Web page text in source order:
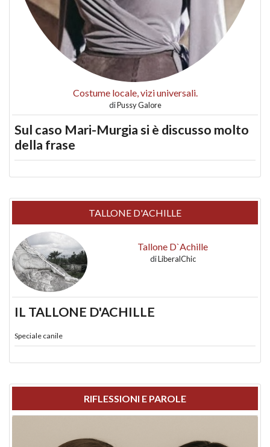
Costume locale, vizi universali.
diPussy Galore
Sul caso Mari-Murgia si è discusso molto
della frase
TALLONE D'ACHILLE
Tallone D`Achille
diLiberalChic
IL TALLONE D'ACHILLE
Speciale canile
RIFLESSIONI E PAROLE